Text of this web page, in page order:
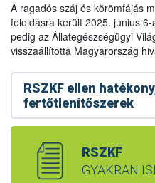
A ragadós száj és körömfájás
feloldásra került 2025. június
pedig az Állategészségügyi
visszaállította Magyarország
RSZKF ellen
fertőtlenítőszerek
RSZKF
GYAKRAN
RSZKF plakát - pdf (színes)
RSZKF plakát - pdf (mono)
Útmutató a ragadós száj-
RSZKF készenléti terv
Biológiai védelem a
Biológiai védelem
3/2025 OFA határozat (pdf)
8020-28536-2-2025
8020-28536-4-2025
8020-31747-1-2025
8020-31747-2_2025
8020-40752-1-2025
8020-40752-2-2025